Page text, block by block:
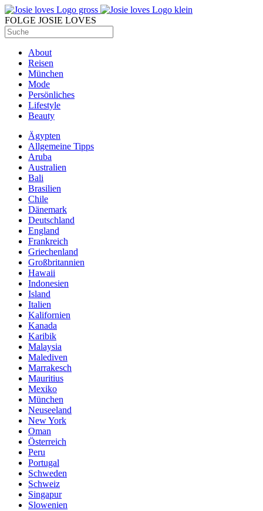
FOLGE JOSIE LOVES
About
Reisen
München
Mode
Persönliches
Lifestyle
Beauty
Ägypten
Allgemeine Tipps
Aruba
Australien
Bali
Brasilien
Chile
Dänemark
Deutschland
England
Frankreich
Griechenland
Großbritannien
Hawaii
Indonesien
Island
Italien
Kalifornien
Kanada
Karibik
Malaysia
Malediven
Marrakesch
Mauritius
Mexiko
München
Neuseeland
New York
Oman
Österreich
Peru
Portugal
Schweden
Schweiz
Singapur
Slowenien